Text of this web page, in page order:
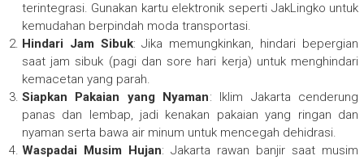
terintegrasi. Gunakan kartu elektronik seperti JakLingko untuk
kemudahan berpindah moda transportasi.
Hindari Jam Sibuk: Jika memungkinkan, hindari bepergian
saat jam sibuk (pagi dan sore hari kerja) untuk menghindari
kemacetan yang parah.
Siapkan Pakaian yang Nyaman: Iklim Jakarta cenderung
panas dan lembap, jadi kenakan pakaian yang ringan dan
nyaman serta bawa air minum untuk mencegah dehidrasi.
Waspadai Musim Hujan: Jakarta rawan banjir saat musim